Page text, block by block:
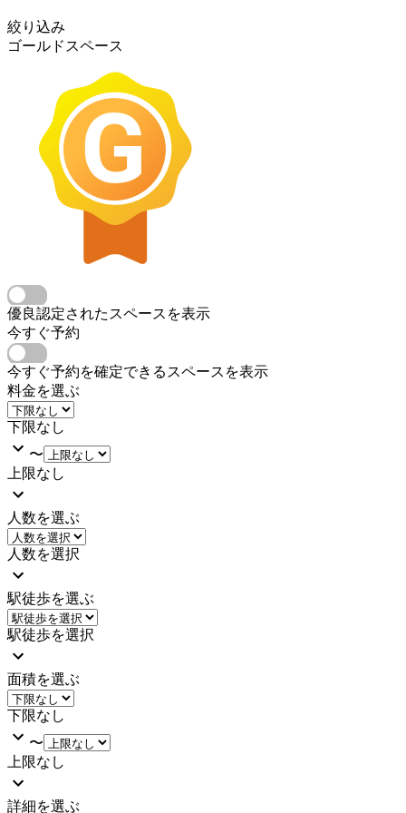
絞り込み
ゴールドスペース
優良認定されたスペースを表示
今すぐ予約
今すぐ予約を確定できるスペースを表示
料金を選ぶ
下限なし
〜
上限なし
人数を選ぶ
人数を選択
駅徒歩を選ぶ
駅徒歩を選択
面積を選ぶ
下限なし
〜
上限なし
詳細を選ぶ